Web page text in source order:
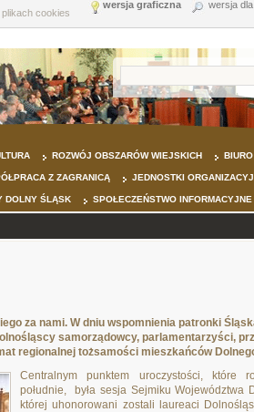
cookies
wersja graficzna wersja
ROZWÓJ OBSZARÓW WIEJSKICH
Z ZAGRANICĄ JEDNOSTKI
DOLNY ŚLĄSK SPOŁECZEŃSTWO INFORMACYJNE
za nami. W dniu wspomnienia patronki
samorządowcy, parlamentarzyści,
regionalnej tożsamości mieszkańców
Centralnym punktem uroczystości, które
południe, była sesja Sejmiku Województwa
której uhonorowani zostali laureaci